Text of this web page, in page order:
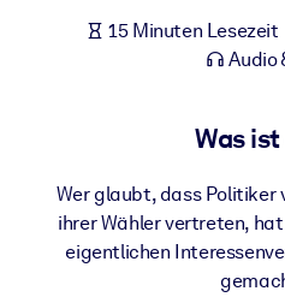
Für
vertrauenswürdigem,
Nutzen Sie verlässliches,
Ihrer KI-Systeme zu optimieren.
15 Minuten Lesezeit
Audio
Was
Wer glaubt, dass Politiker
ihrer Wähler vertreten,
eigentlichen